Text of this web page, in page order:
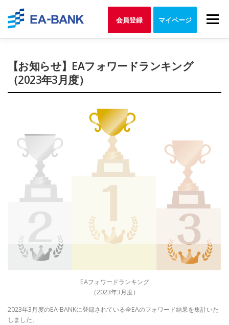
content
Menu
会員登録 マイページ
【お知らせ】EAフォワードランキング
（2023年3月度）
EAフォワードランキング
（2023年3月度）
2023年3月度のEA-BANKに登録されている全EAのフォワード結果を集計いた
しました。